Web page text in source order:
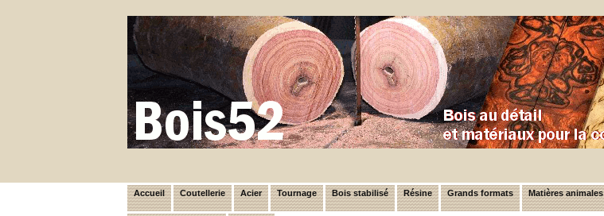
Accueil Coutellerie Acier Tournage Bois stabilisé Résine Grands formats Matières animales